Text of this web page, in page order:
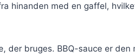
hinanden med en gaffel,
der bruges. BBQ-sauce er den